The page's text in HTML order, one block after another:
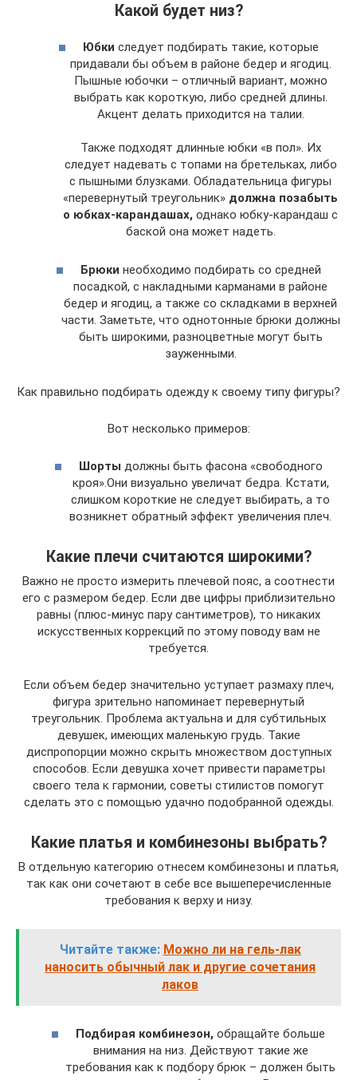
Какой будет низ?
Юбки следует подбирать такие, которые
придавали бы объем в районе бедер и ягодиц.
Пышные юбочки – отличный вариант, можно
выбрать как короткую, либо средней длины.
Акцент делать приходится на талии.
Также подходят длинные юбки «в пол». Их
следует надевать с топами на бретельках, либо
с пышными блузками. Обладательница фигуры
«перевернутый треугольник» должна позабыть
о юбках-карандашах, однако юбку-карандаш с
баской она может надеть.
Брюки необходимо подбирать со средней
посадкой, с накладными карманами в районе
бедер и ягодиц, а также со складками в верхней
части. Заметьте, что однотонные брюки должны
быть широкими, разноцветные могут быть
зауженными.
Как правильно подбирать одежду к своему типу фигуры?
Вот несколько примеров:
Шорты должны быть фасона «свободного
кроя».Они визуально увеличат бедра. Кстати,
слишком короткие не следует выбирать, а то
возникнет обратный эффект увеличения плеч.
Какие плечи считаются широкими?
Важно не просто измерить плечевой пояс, а соотнести
его с размером бедер. Если две цифры приблизительно
равны (плюс-минус пару сантиметров), то никаких
искусственных коррекций по этому поводу вам не
требуется.
Если объем бедер значительно уступает размаху плеч,
фигура зрительно напоминает перевернутый
треугольник. Проблема актуальна и для субтильных
девушек, имеющих маленькую грудь. Такие
диспропорции можно скрыть множеством доступных
способов. Если девушка хочет привести параметры
своего тела к гармонии, советы стилистов помогут
сделать это с помощью удачно подобранной одежды.
Какие платья и комбинезоны выбрать?
В отдельную категорию отнесем комбинезоны и платья,
так как они сочетают в себе все вышеперечисленные
требования к верху и низу.
Читайте также: Можно ли на гель-лак
наносить обычный лак и другие сочетания
лаков
Подбирая комбинезон, обращайте больше
внимания на низ. Действуют такие же
требования как к подбору брюк – должен быть